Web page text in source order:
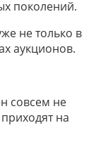
поколений.
не только в
аукционов.
совсем не
на